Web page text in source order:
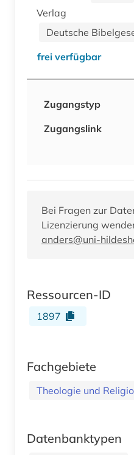
Verlag
Deutsche
frei verfügbar
Zugangstyp
Zugangslink
Bei Fragen zur
Lizenzierung
anders@uni-
Ressourcen-ID
1897
Fachgebiete
Theologie und
Datenbanktypen